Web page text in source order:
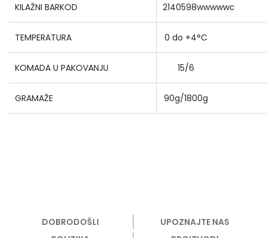
KILAŽNI BARKOD 2140598wwwwwc
TEMPERATURA 0 do +4°C
KOMADA U PAKOVANJU 15/6
GRAMAŽE 90g/1800g
DOBRODOŠLI
UPOZNAJTE NAS